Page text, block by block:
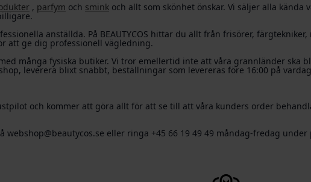
, parfym och smink och allt som skönhet önskar. Vi säljer alla kända
anställda. På BEAUTYCOS hittar du allt från frisörer, färgtekniker,
att ge dig professionell vägledning.
många fysiska butiker. Vi tror emellertid inte att våra grannländer ska
leverera blixt snabbt, beställningar som levereras före 16:00 på
och kommer att göra allt för att se till att våra kunders order
eller ringa +45 66 19 49 49 måndag-fredag ​​under